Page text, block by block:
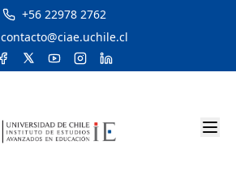
+56 22978 2762
contacto@ciae.uchile.cl